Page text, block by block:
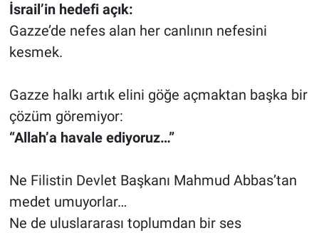
İsrail’in hedefi açık:
Gazze’de nefes alan her canlının nefesini
kesmek.
Gazze halkı artık elini göğe açmaktan başka bir
çözüm göremiyor:
“Allah’a havale ediyoruz…”
Ne Filistin Devlet Başkanı Mahmud Abbas’tan
medet umuyorlar…
Ne de uluslararası toplumdan bir ses